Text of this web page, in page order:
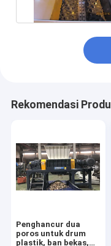
Rekomendasi
Penghancur dua
poros untuk drum
plastik, ban bekas,